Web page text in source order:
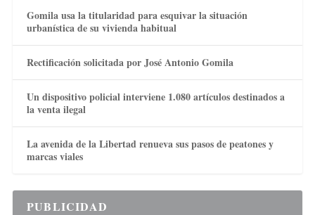
Gomila usa la titularidad para esquivar la situación
urbanística de su vivienda habitual
Rectificación solicitada por José Antonio Gomila
Un dispositivo policial interviene 1.080 artículos destinados a
la venta ilegal
La avenida de la Libertad renueva sus pasos de peatones y
marcas viales
PUBLICIDAD